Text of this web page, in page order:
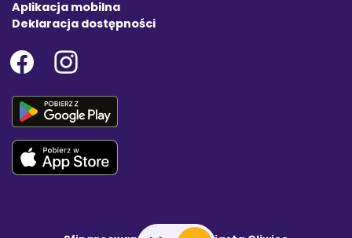
Aplikacja mobilna
Deklaracja dostępności